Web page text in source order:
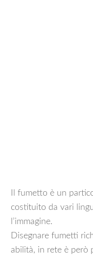
Il fumetto è un
costituito da vari
l’immagine.
Disegnare fumetti
abilità, in rete è però